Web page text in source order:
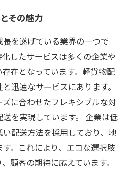
その魅力
を遂げている業界の一つで
したサービスは多くの企業や
在となっています。軽貨物配
迅速なサービスにあります。
に合わせたフレキシブルな対
を実現しています。 企業は低
配送方法を採用しており、地
。これにより、エコな選択肢
顧客の期待に応えています。